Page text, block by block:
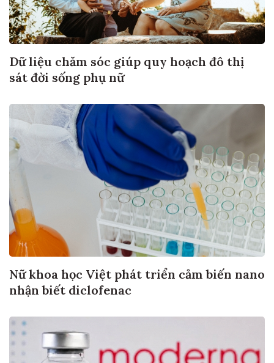
Dữ liệu chăm sóc giúp quy hoạch đô thị
sát đời sống phụ nữ
Nữ khoa học Việt phát triển cảm biến nano
nhận biết diclofenac